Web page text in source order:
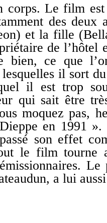
corps. Le film
des deux
et la fille
de l’hôtel
bien, ce que
lesquelles il sort
il est trop
qui sait être
moquez pas,
en 1991
son effet
le film tourne
a lui